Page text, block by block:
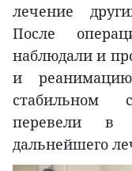
лечение
После
наблюдали и
и
стабильном
перевели в
дальнейшего